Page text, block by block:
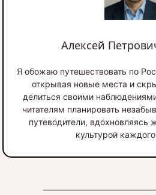
Алексей
Я обожаю путешествовать по
открывая новые места и
делиться своими
читателям планировать
путеводители,
культурой